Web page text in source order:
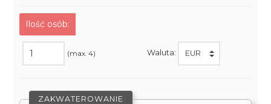
Ilość osób:
(max. 4) Waluta:
ZAKWATEROWANIE